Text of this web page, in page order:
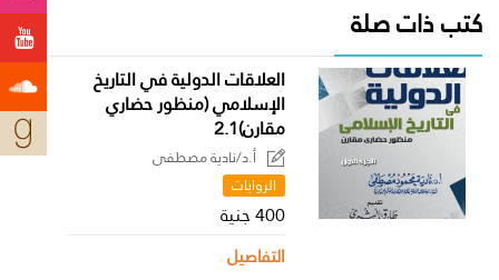
كتب ذات صلة
العلاقات الدولية في التاريخ
الإسلامي (منظور حضاري
مقارن)2.1
أ.د/نادية مصطفى
الروايات
400 جنية
التفاصيل